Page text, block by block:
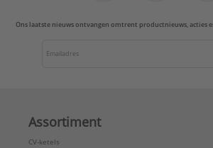
Ons laatste nieuws ontvangen omtrent productnieuws, acties
Assortiment
CV-ketels